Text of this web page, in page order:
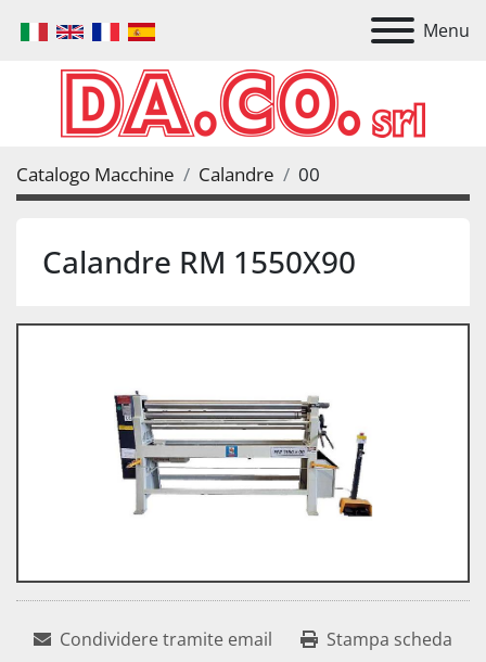
Menu
Catalogo Macchine Calandre 00
Calandre RM 1550X90
Condividere tramite email Stampa scheda